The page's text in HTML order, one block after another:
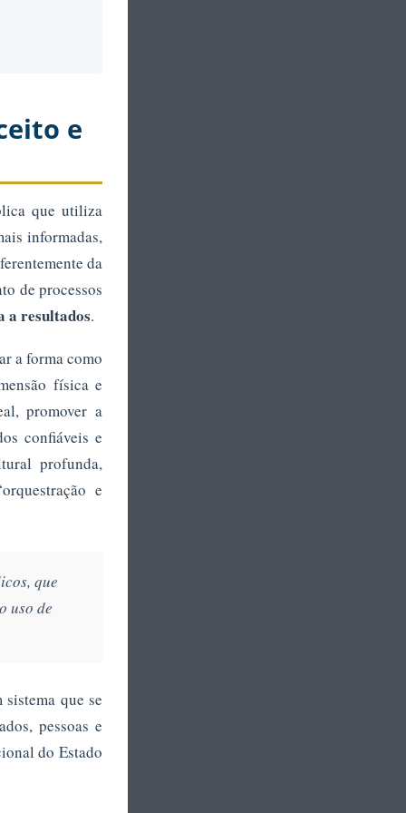
e
que utiliza
informadas,
da
de processos
a resultados.
a forma como
física e
promover a
confiáveis e
profunda,
e
que
uso de
que se
pessoas e
do Estado